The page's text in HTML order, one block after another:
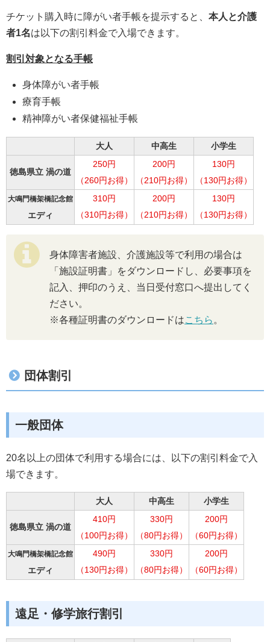
チケット購入時に障がい者手帳を提示すると、 本人と介護
者1名は以下の割引料金で入場できます。
割引対象となる手帳
身体障がい者手帳
療育手帳
精神障がい者保健福祉手帳
大人 中高生 小学生
徳島県立 渦の道
250円
（260円お得）
200円
（210円お得）
130円
（130円お得）
大鳴門橋架橋記念館
エディ
310円
（310円お得）
200円
（210円お得）
130円
（130円お得）
身体障害者施設、介護施設等で利用の場合は
「施設証明書」をダウンロードし、必要事項を
記入、押印のうえ、当日受付窓口へ提出してく
ださい。
※各種証明書のダウンロードはこちら 。
団体割引
一般団体
20名以上の団体で利用する場合には、以下の割引料金で入
場できます。
大人 中高生 小学生
徳島県立 渦の道
410円
（100円お得）
330円
（80円お得）
200円
（60円お得）
大鳴門橋架橋記念館
エディ
490円
（130円お得）
330円
（80円お得）
200円
（60円お得）
遠足・修学旅行割引